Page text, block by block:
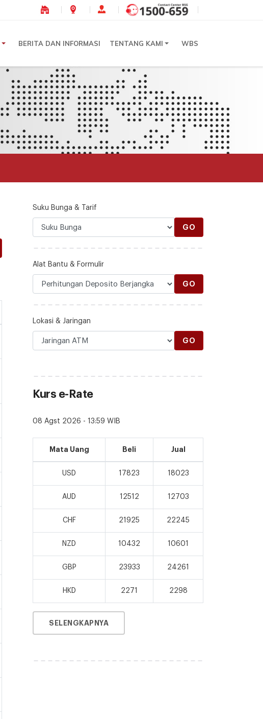
BERITA DAN INFORMASI TENTANG KAMI WBS
Suku Bunga & Tarif
GO
Alat Bantu & Formulir
GO
Lokasi & Jaringan
GO
Kurs e-Rate
08 Agst 2026 - 13:59 WIB
Mata Uang Beli Jual
USD 17823 18023
AUD 12512 12703
CHF 21925 22245
NZD 10432 10601
GBP 23933 24261
HKD 2271 2298
SELENGKAPNYA